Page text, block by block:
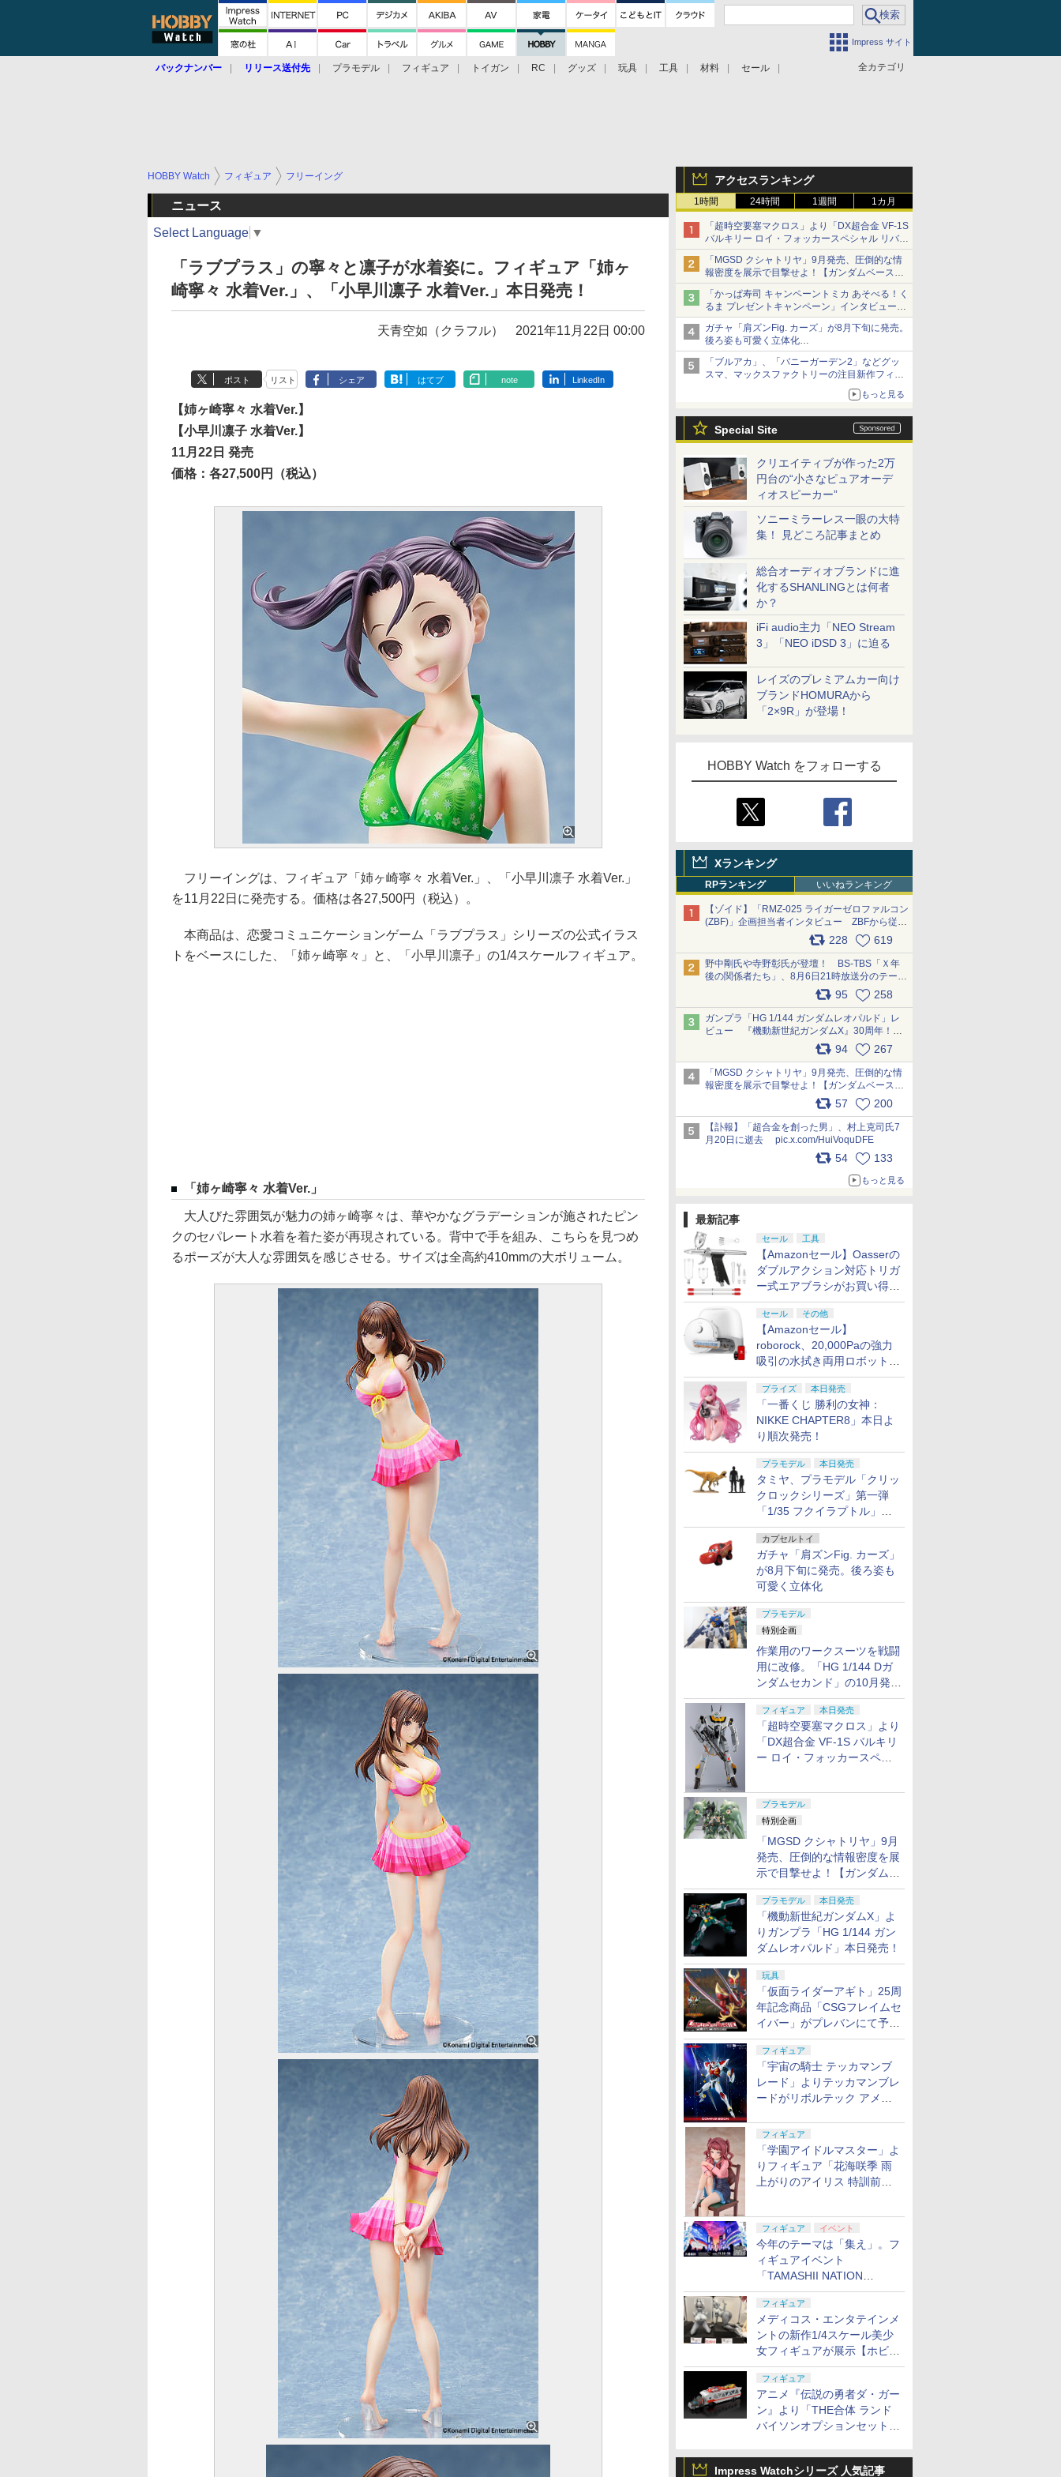
Impress サイト
全カテゴリ
バックナンバー リリース送付先 プラモデル フィギュア トイガン RC グッズ 玩具 工具 材料 セール
アクセスランキング
1時間 24時間 1週間 1カ月
「超時空要塞マクロス」より「DX超合金 VF-1S
バルキリー ロイ・フォッカースペシャル リバイ
バルVer.」本日発売！
「MGSD クシャトリヤ」9月発売、圧倒的な情
報密度を展示で目撃せよ！【ガンダムベース撮
り下ろし】
「かっぱ寿司 キャンペーントミカ あそべる！く
るま プレゼントキャンペーン」インタビュー
子どもが楽しめるかっぱ寿司ならではの体験と
コラボの楽しさを追求
ガチャ「肩ズンFig. カーズ」が8月下旬に発売。
後ろ姿も可愛く立体化
ライトニング・マックィーンやメーターなど4
種がラインナップ
「ブルアカ」、「バニーガーデン2」などグッ
スマ、マックスファクトリーの注目新作フィギ
ュアが展示【ホビーメーカー合同展示会】
もっと見る
Special Site
クリエイティブが作った2万
円台の“小さなピュアオーデ
ィオスピーカー”
ソニーミラーレス一眼の大特
集！ 見どころ記事まとめ
総合オーディオブランドに進
化するSHANLINGとは何者
か？
iFi audio主力「NEO Stream
3」「NEO iDSD 3」に迫る
レイズのプレミアムカー向け
ブランドHOMURAから
「2×9R」が登場！
HOBBY Watch をフォローする
Xランキング
RPランキング いいねランキング
【ゾイド】「RMZ-025 ライガーゼロファルコン
(ZBF)」企画担当者インタビュー ZBFから従来
デザインまで再現可能なボリューム満点のキッ
ト pic.x.com/6zOqQAQKkX
228 619
野中剛氏や寺野彰氏が登壇！ BS-TBS「Ｘ年
後の関係者たち」、8月6日21時放送分のテーマ
は「超合金」！ pic.x.com/uWyt1uyuFm
95 258
ガンプラ「HG 1/144 ガンダムレオパルド」レ
ビュー 『機動新世紀ガンダムX』30周年！イ
ンナーアームガトリングの変形機構まで再現し
最新フォーマットでキット化！
pic.x.com/nszPIDTpbg
94 267
「MGSD クシャトリヤ」9月発売、圧倒的な情
報密度を展示で目撃せよ！【ガンダムベース撮
り下ろし】 pic.x.com/3rPjsfk7qZ
57 200
【訃報】「超合金を創った男」、村上克司氏7
月20日に逝去 pic.x.com/HuiVoquDFE
54 133
もっと見る
最新記事
セール 工具
【Amazonセール】Oasserの
ダブルアクション対応トリガ
ー式エアブラシがお買い得価
格で登場！
セール その他
【Amazonセール】
roborock、20,000Paの強力
吸引の水拭き両用ロボット掃
除機「Qrevo Curv 2 Flow」
がお買い得！
プライズ 本日発売
「一番くじ 勝利の女神：
NIKKE CHAPTER8」本日よ
り順次発売！
プラモデル 本日発売
タミヤ、プラモデル「クリッ
クロックシリーズ」第一弾
「1/35 フクイラプトル」本
日発売！
カプセルトイ
ガチャ「肩ズンFig. カーズ」
が8月下旬に発売。後ろ姿も
可愛く立体化
プラモデル
特別企画
作業用のワークスーツを戦闘
用に改修。「HG 1/144 Dガ
ンダムセカンド」の10月発送
分が予約受付中【ガンダムベ
ース撮り下ろし】
フィギュア 本日発売
「超時空要塞マクロス」より
「DX超合金 VF-1S バルキリ
ー ロイ・フォッカースペシ
プラモデル
特別企画
「MGSD クシャトリヤ」9月
発売、圧倒的な情報密度を展
示で目撃せよ！【ガンダムベ
ース撮り下ろし】
プラモデル 本日発売
「機動新世紀ガンダムX」よ
りガンプラ「HG 1/144 ガン
ダムレオパルド」本日発売！
玩具
「仮面ライダーアギト」25周
年記念商品「CSGフレイムセ
イバー」がプレバンにて予約
開始
フィギュア
「宇宙の騎士 テッカマンブ
レード」よりテッカマンブレ
ードがリボルテック アメイ
定
フィギュア
「学園アイドルマスター」よ
りフィギュア「花海咲季 雨
上がりのアイリス 特訓前
フィギュア イベント
今年のテーマは「集え」。フ
ィギュアイベント
「TAMASHII NATION
2026」が11月13日より開催
決定
フィギュア
メディコス・エンタテインメ
ントの新作1/4スケール美少
女フィギュアが展示【ホビー
メーカー合同展示会】
フィギュア
アニメ『伝説の勇者ダ・ガー
ン』より「THE合体 ランド
バイソンオプションセット」
Impress Watchシリーズ 人気記事
HOBBY Watch フィギュア フリーイング
ニュース
Select Language ▼
「ラブプラス」の寧々と凛子が水着姿に。フィギュア「姉ヶ
崎寧々 水着Ver.」、「小早川凛子 水着Ver.」本日発売！
天青空如（クラフル） 2021年11月22日 00:00
ポスト リスト シェア はてブ note LinkedIn
【姉ヶ崎寧々 水着Ver.】
【小早川凛子 水着Ver.】
11月22日 発売
価格：各27,500円（税込）
フリーイングは、フィギュア「姉ヶ崎寧々 水着Ver.」、「小早川凛子 水着Ver.」
を11月22日に発売する。価格は各27,500円（税込）。
本商品は、恋愛コミュニケーションゲーム「ラブプラス」シリーズの公式イラス
トをベースにした、「姉ヶ崎寧々」と、「小早川凛子」の1/4スケールフィギュア。
「姉ヶ崎寧々 水着Ver.」
大人びた雰囲気が魅力の姉ヶ崎寧々は、華やかなグラデーションが施されたピン
クのセパレート水着を着た姿が再現されている。背中で手を組み、こちらを見つめ
るポーズが大人な雰囲気を感じさせる。サイズは全高約410mmの大ボリューム。